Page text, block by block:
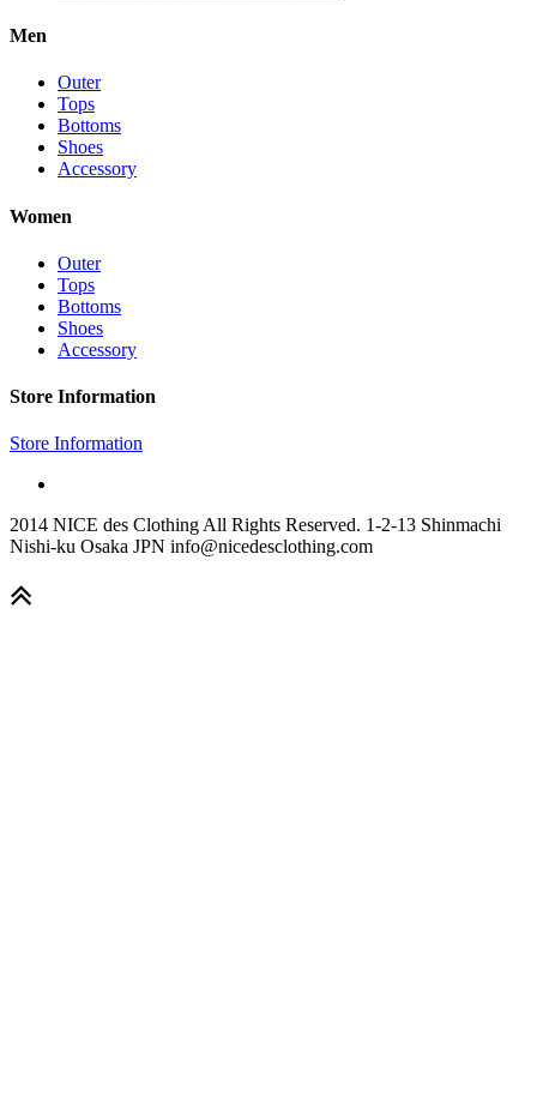
Men
Outer
Tops
Bottoms
Shoes
Accessory
Women
Outer
Tops
Bottoms
Shoes
Accessory
Store Information
Store Information
2014 NICE des Clothing All Rights Reserved. 1-2-13 Shinmachi
Nishi-ku Osaka JPN info@nicedesclothing.com